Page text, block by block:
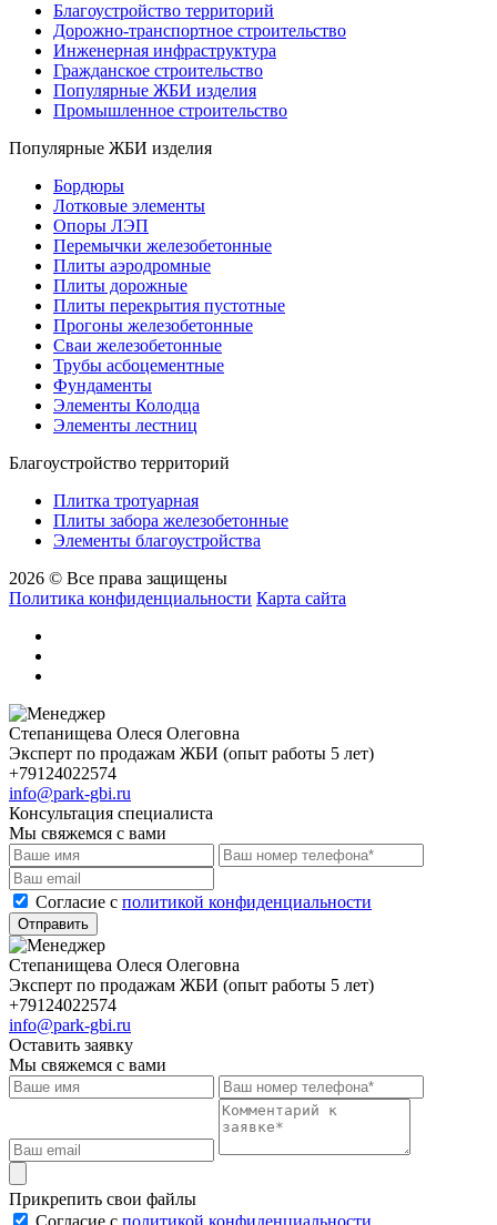
Благоустройство территорий
Дорожно-транспортное строительство
Инженерная инфраструктура
Гражданское строительство
Популярные ЖБИ изделия
Промышленное строительство
Популярные ЖБИ изделия
Бордюры
Лотковые элементы
Опоры ЛЭП
Перемычки железобетонные
Плиты аэродромные
Плиты дорожные
Плиты перекрытия пустотные
Прогоны железобетонные
Сваи железобетонные
Трубы асбоцементные
Фундаменты
Элементы Колодца
Элементы лестниц
Благоустройство территорий
Плитка тротуарная
Плиты забора железобетонные
Элементы благоустройства
2026 © Все права защищены
Политика конфиденциальности Карта сайта
Степанищева Олеся Олеговна
Эксперт по продажам ЖБИ (опыт работы 5 лет)
+79124022574
info@park-gbi.ru
Консультация специалиста
Мы свяжемся с вами
Cогласие с политикой конфиденциальности
Отправить
Степанищева Олеся Олеговна
Эксперт по продажам ЖБИ (опыт работы 5 лет)
+79124022574
info@park-gbi.ru
Оставить заявку
Мы свяжемся с вами
Прикрепить свои файлы
Cогласие с политикой конфиденциальности